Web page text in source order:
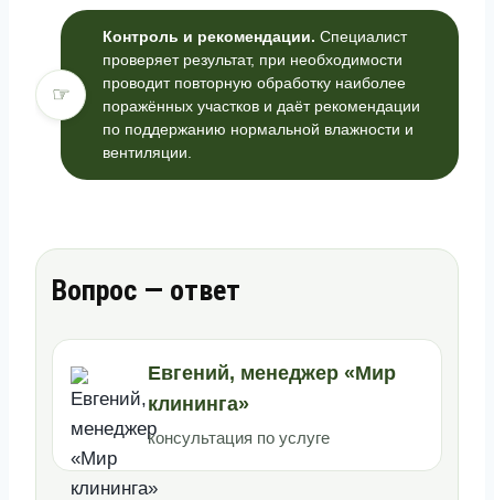
☞
Контроль и рекомендации. Специалист
проверяет результат, при необходимости
проводит повторную обработку наиболее
поражённых участков и даёт рекомендации
по поддержанию нормальной влажности и
вентиляции.
Вопрос — ответ
Евгений, менеджер «Мир
клининга»
консультация по услуге